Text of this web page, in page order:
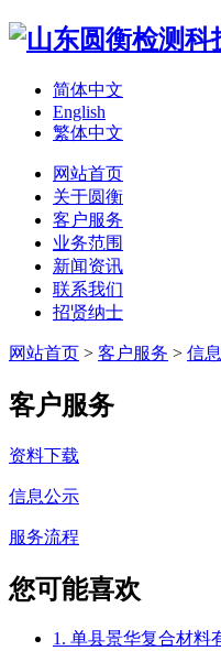
简体中文
English
繁体中文
网站首页
关于圆衡
客户服务
业务范围
新闻资讯
联系我们
招贤纳士
网站首页 > 客户服务 > 信
客户服务
资料下载
信息公示
服务流程
您可能喜欢
1. 单县景华复合材料